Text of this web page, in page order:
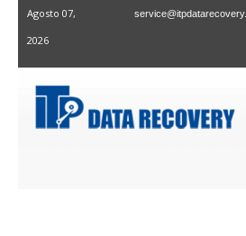
Agosto 07,
2026